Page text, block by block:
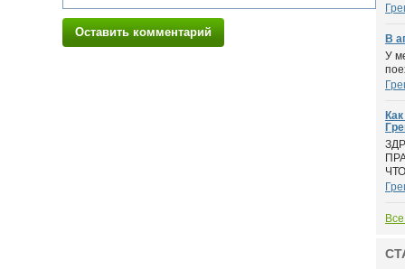
Оставить комментарий
В
У